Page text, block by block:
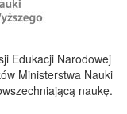
Edukacji Narodowej
Ministerstwa Nauki
naukę.